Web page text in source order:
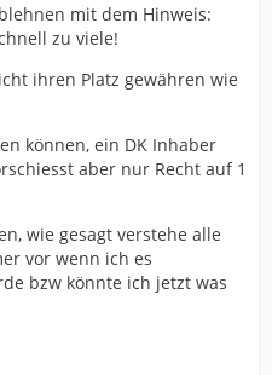
Spiel hin, was passt
an den Wochenenden
passt, auf die Alm. Das
auch immer. Und nur,
Zeit habe, habe ich
wie jemand mit
Dauerkarte immer kleiner.
extrem gestiegen, so
haben wird. Bringt die
mit dem Hinweis:
zu viele!
ihren Platz gewähren wie
können, ein DK Inhaber
aber nur Recht auf 1
wie gesagt verstehe alle
vor wenn ich es
bzw könnte ich jetzt was